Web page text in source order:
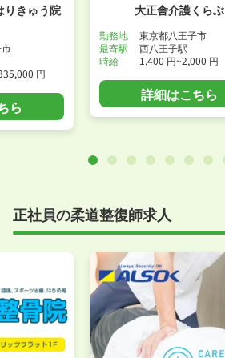
りきゅう院
円
ら
大正舎介護くらぶ
勤務地
東京都八王子市
最寄駅
西八王子駅
時給
1,400 円~2,000 円
詳細はこちら
正社員の柔道整復師求人